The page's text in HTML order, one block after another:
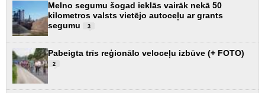
Melno segumu šogad ieklās vairāk nekā 50
kilometros valsts vietējo autoceļu ar grants
segumu
3
Pabeigta trīs reģionālo veloceļu izbūve (+ FOTO)
2